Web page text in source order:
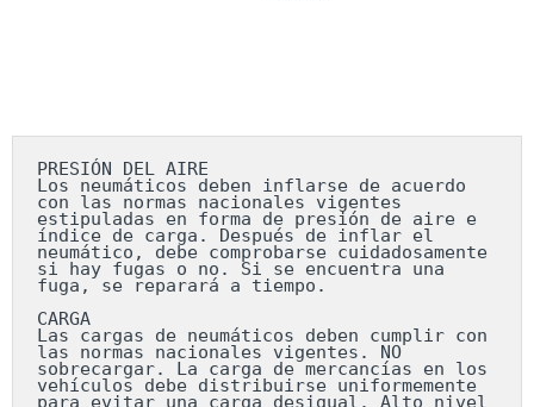
PRESIÓN DEL AIRE
Los neumáticos deben inflarse de acuerdo
con las normas nacionales vigentes
estipuladas en forma de presión de aire e
índice de carga. Después de inflar el
neumático, debe comprobarse cuidadosamente
si hay fugas o no. Si se encuentra una
fuga, se reparará a tiempo.
CARGA
Las cargas de neumáticos deben cumplir con
las normas nacionales vigentes. NO
sobrecargar. La carga de mercancías en los
vehículos debe distribuirse uniformemente
para evitar una carga desigual. Alto nivel